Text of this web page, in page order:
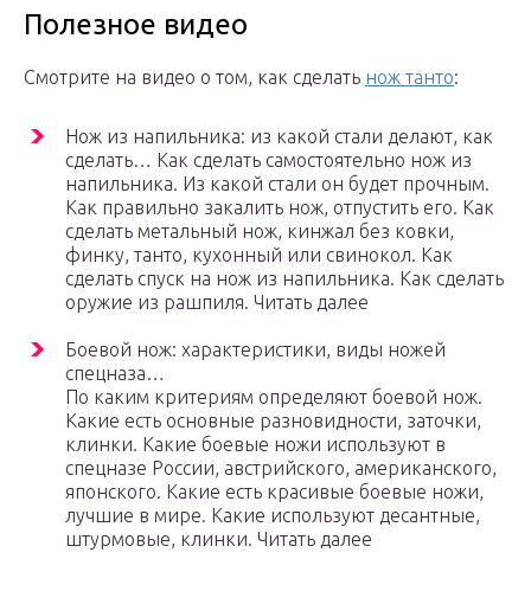
Полезное видео
Смотрите на видео о том, как сделать нож танто:
Нож из напильника: из какой стали делают, как
сделать… Как сделать самостоятельно нож из
напильника. Из какой стали он будет прочным.
Как правильно закалить нож, отпустить его. Как
сделать метальный нож, кинжал без ковки,
финку, танто, кухонный или свинокол. Как
сделать спуск на нож из напильника. Как сделать
оружие из рашпиля. Читать далее
Боевой нож: характеристики, виды ножей
спецназа…
По каким критериям определяют боевой нож.
Какие есть основные разновидности, заточки,
клинки. Какие боевые ножи используют в
спецназе России, австрийского, американского,
японского. Какие есть красивые боевые ножи,
лучшие в мире. Какие используют десантные,
штурмовые, клинки. Читать далее